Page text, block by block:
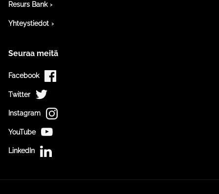
Resurs Bank
Yhteystiedot
Seuraa meitä
Facebook
Twitter
Instagram
YouTube
LinkedIn